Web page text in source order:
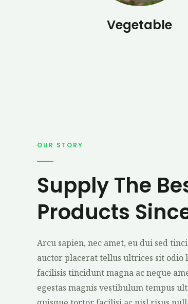
Vegetable
OUR STORY
Supply The
Products
Arcu sapien, nec amet, eu dui sed
auctor placerat tellus ultrices sit odio
facilisis tincidunt magna ac neque
egestas magnis vestibulum tempus